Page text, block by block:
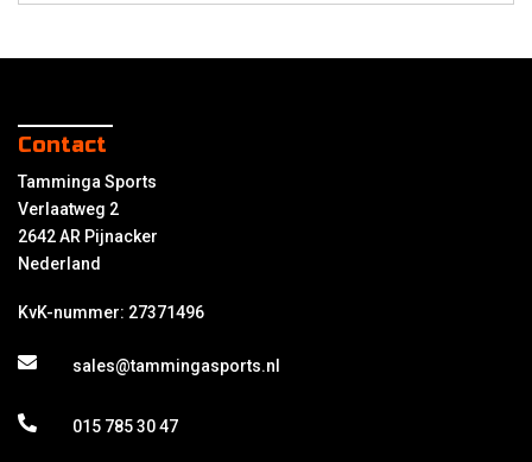
Contact
Tamminga Sports
Verlaatweg 2
2642 AR Pijnacker
Nederland
KvK-nummer: 27371496
sales@tammingasports.nl
015 785 30 47